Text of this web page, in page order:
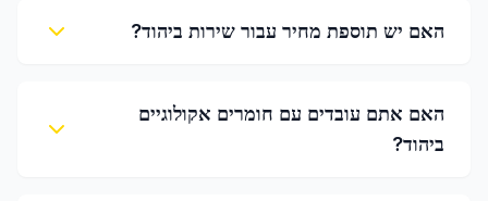
האם יש תוספת מחיר עבור שירות ביהוד?
האם אתם עובדים עם חומרים אקולוגיים
ביהוד?